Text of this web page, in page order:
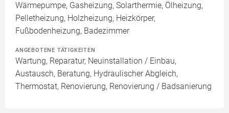
Wärmepumpe, Gasheizung, Solarthermie, Ölheizung,
Pelletheizung, Holzheizung, Heizkörper,
Fußbodenheizung, Badezimmer
ANGEBOTENE TÄTIGKEITEN
Wartung, Reparatur, Neuinstallation / Einbau,
Austausch, Beratung, Hydraulischer Abgleich,
Thermostat, Renovierung, Renovierung / Badsanierung